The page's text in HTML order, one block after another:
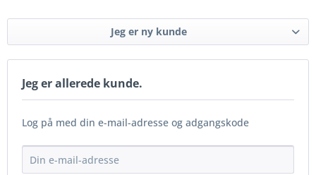
Jeg er ny kunde
Jeg er allerede kunde.
Log på med din e-mail-adresse og adgangskode